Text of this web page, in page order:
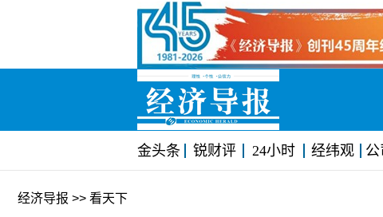
金头条 锐财评 24小时 经纬观
经济导报 >> 看天下